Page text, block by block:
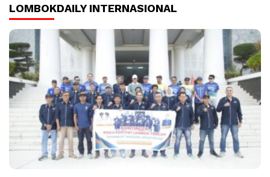
LOMBOKDAILY INTERNASIONAL